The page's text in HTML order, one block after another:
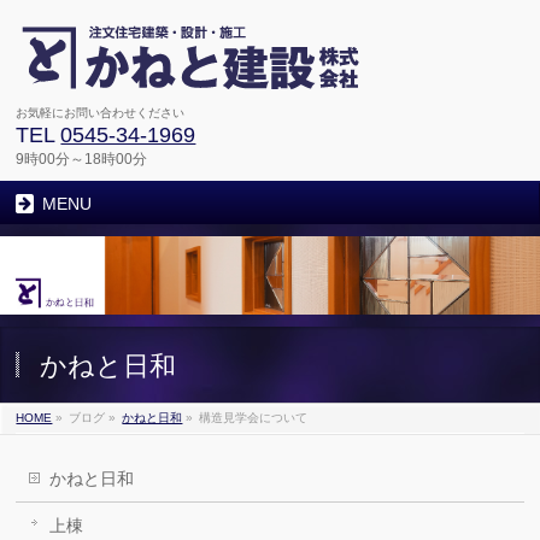
お気軽にお問い合わせください
TEL0545-34-1969
9時00分～18時00分
MENU
かねと日和
HOME » ブログ » かねと日和 » 構造見学会について
かねと日和
上棟